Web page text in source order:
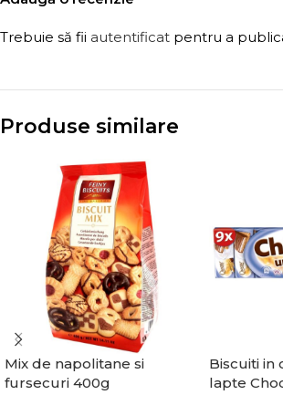
Trebuie să fii autentificat pentru a
Produse similare
Mix de napolitane si
fursecuri 400g
Biscuiti in
lapte